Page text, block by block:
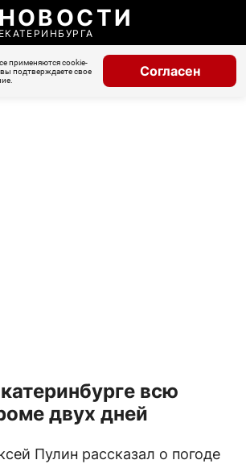
НОВОСТИ
ЕКАТЕРИНБУРГА
применяются cookie-
подтверждаете свое
Согласен
всю
двух дней
Пулин рассказал о погоде